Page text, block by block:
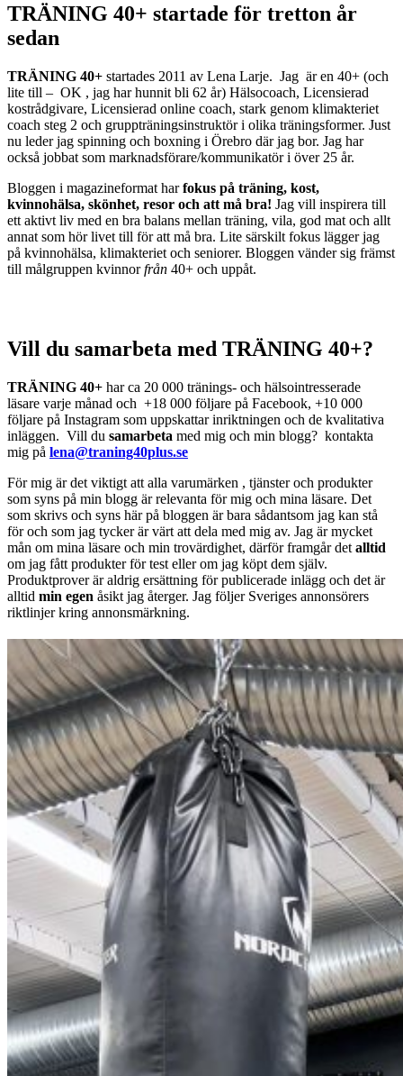
TRÄNING 40+ startade för tretton år
sedan
TRÄNING 40+ startades 2011 av Lena Larje. Jag är en 40+ (och
lite till – OK , jag har hunnit bli 62 år) Hälsocoach, Licensierad
kostrådgivare, Licensierad online coach, stark genom klimakteriet
coach steg 2 och gruppträningsinstruktör i olika träningsformer. Just
nu leder jag spinning och boxning i Örebro där jag bor. Jag har
också jobbat som marknadsförare/kommunikatör i över 25 år.
Bloggen i magazineformat harfokus på träning, kost,
kvinnohälsa, skönhet, resor och att må bra! Jag vill inspirera till
ett aktivt liv med en bra balans mellan träning, vila, god mat och allt
annat som hör livet till för att må bra. Lite särskilt fokus lägger jag
på kvinnohälsa, klimakteriet och seniorer. Bloggen vänder sig främst
till målgruppen kvinnorfrån 40+ och uppåt.
Vill du samarbeta med TRÄNING 40+?
TRÄNING 40+ har ca 20 000 tränings- och hälsointresserade
läsare varje månad och +18 000 följare på Facebook, +10 000
följare på Instagram som uppskattar inriktningen och de kvalitativa
inläggen. Vill du samarbeta med mig och min blogg? kontakta
mig på lena@traning40plus.se
För mig är det viktigt att alla varumärken , tjänster och produkter
som syns på min blogg är relevanta för mig och mina läsare. Det
som skrivs och syns här på bloggen är bara sådantsom jag kan stå
för och som jag tycker är värt att dela med mig av. Jag är mycket
mån om mina läsare och min trovärdighet, därför framgår det alltid
om jag fått produkter för test eller om jag köpt dem själv.
Produktprover är aldrig ersättning för publicerade inlägg och det är
alltid min egen åsikt jag återger. Jag följer Sveriges annonsörers
riktlinjer kring annonsmärkning.